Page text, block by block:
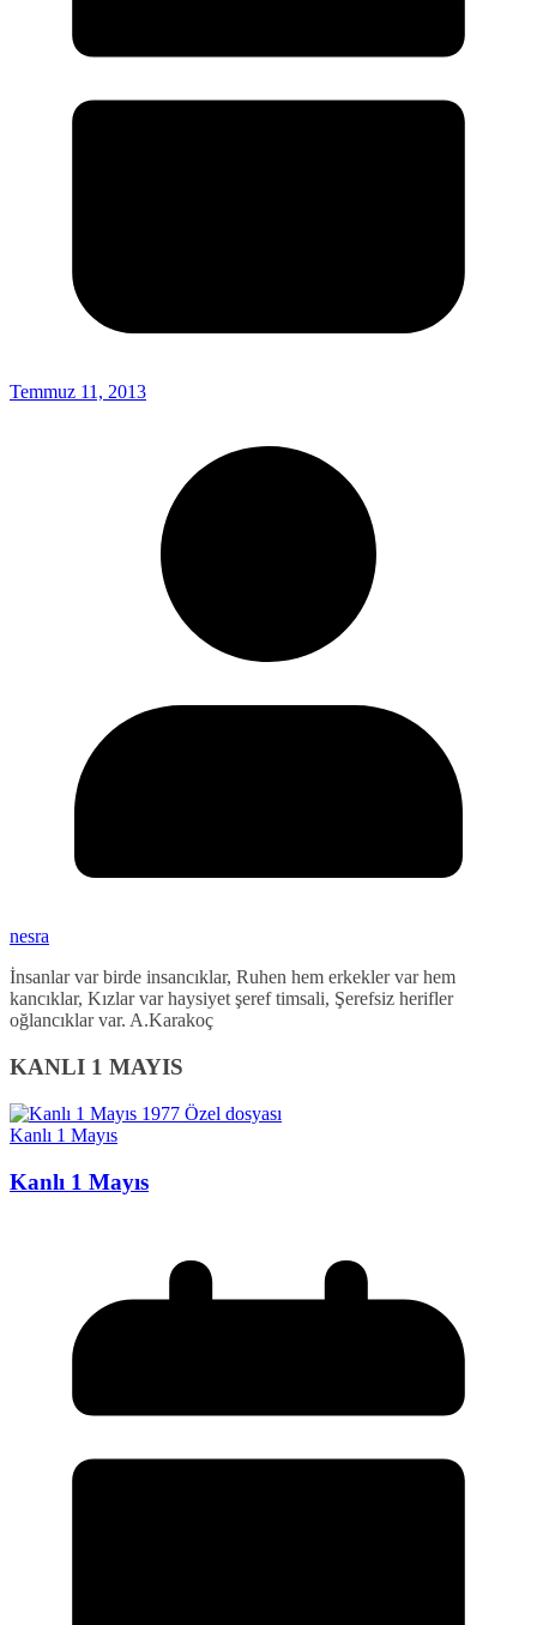
Temmuz 11, 2013
nesra
İnsanlar var birde insancıklar, Ruhen hem erkekler var hem
kancıklar, Kızlar var haysiyet şeref timsali, Şerefsiz herifler
oğlancıklar var. A.Karakoç
KANLI 1 MAYIS
Kanlı 1 Mayıs
Kanlı 1 Mayıs